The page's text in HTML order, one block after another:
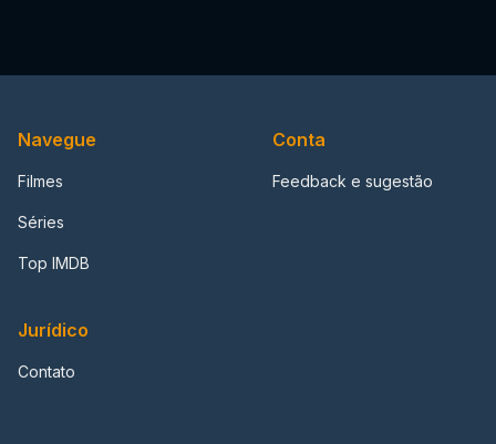
Navegue
Filmes
Séries
Top IMDB
Conta
Feedback e sugestão
Jurídico
Contato